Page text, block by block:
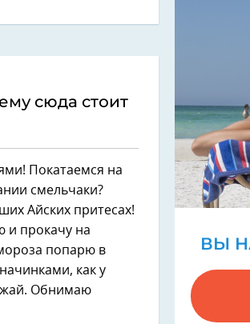
сюда стоит
Покатаемся на
смельчаки?
Айских притесах!
и прокачу на
попарю в
как у
Обнимаю
ВЫ